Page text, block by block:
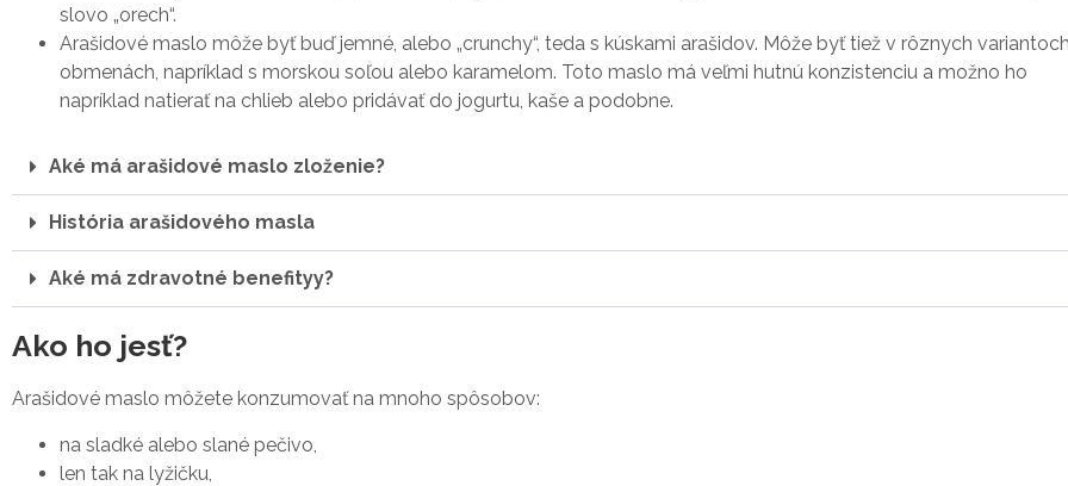
slovo „orech“.
Arašidové maslo môže byť buď jemné, alebo „crunchy“, teda s kúskami arašidov. Môže byť tiež v rôznych
obmenách, napríklad s morskou soľou alebo karamelom. Toto maslo má veľmi hutnú konzistenciu a možno ho
napríklad natierať na chlieb alebo pridávať do jogurtu, kaše a podobne.
Aké má arašidové maslo zloženie?
História arašidového masla
Aké má zdravotné benefityy?
Ako ho jesť?
Arašidové maslo môžete konzumovať na mnoho spôsobov:
na sladké alebo slané pečivo,
len tak na lyžičku,